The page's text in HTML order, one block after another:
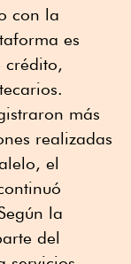
con la
es
crédito,
más
realizadas
el
la
del